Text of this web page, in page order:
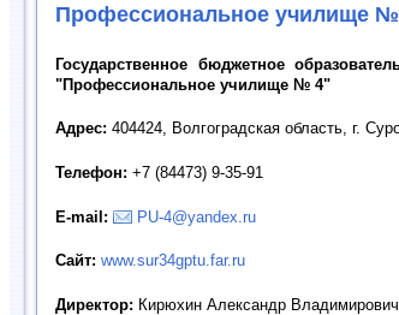
Профессиональное училище
Государственное бюджетное
"Профессиональное училище № 4"
Адрес: 404424, Волгоградская область, г.
Телефон: +7 (84473) 9-35-91
E-mail: PU-4@yandex.ru
Сайт: www.sur34gptu.far.ru
Директор: Кирюхин Александр Владимирович